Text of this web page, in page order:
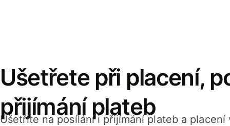
Ušetřete při placení,
přijímání plateb
Ušetříte na posílání i přijímání plateb a